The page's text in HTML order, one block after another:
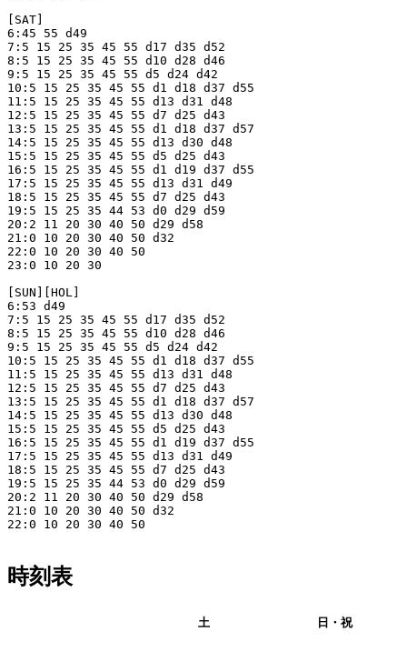
[SAT]
6:45 55 d49
7:5 15 25 35 45 55 d17 d35 d52
8:5 15 25 35 45 55 d10 d28 d46
9:5 15 25 35 45 55 d5 d24 d42
10:5 15 25 35 45 55 d1 d18 d37 d55
11:5 15 25 35 45 55 d13 d31 d48
12:5 15 25 35 45 55 d7 d25 d43
13:5 15 25 35 45 55 d1 d18 d37 d57
14:5 15 25 35 45 55 d13 d30 d48
15:5 15 25 35 45 55 d5 d25 d43
16:5 15 25 35 45 55 d1 d19 d37 d55
17:5 15 25 35 45 55 d13 d31 d49
18:5 15 25 35 45 55 d7 d25 d43
19:5 15 25 35 44 53 d0 d29 d59
20:2 11 20 30 40 50 d29 d58
21:0 10 20 30 40 50 d32
22:0 10 20 30 40 50
23:0 10 20 30
[SUN][HOL]
6:53 d49
7:5 15 25 35 45 55 d17 d35 d52
8:5 15 25 35 45 55 d10 d28 d46
9:5 15 25 35 45 55 d5 d24 d42
10:5 15 25 35 45 55 d1 d18 d37 d55
11:5 15 25 35 45 55 d13 d31 d48
12:5 15 25 35 45 55 d7 d25 d43
13:5 15 25 35 45 55 d1 d18 d37 d57
14:5 15 25 35 45 55 d13 d30 d48
15:5 15 25 35 45 55 d5 d25 d43
16:5 15 25 35 45 55 d1 d19 d37 d55
17:5 15 25 35 45 55 d13 d31 d49
18:5 15 25 35 45 55 d7 d25 d43
19:5 15 25 35 44 53 d0 d29 d59
20:2 11 20 30 40 50 d29 d58
21:0 10 20 30 40 50 d32
22:0 10 20 30 40 50
時刻表
土 日・祝